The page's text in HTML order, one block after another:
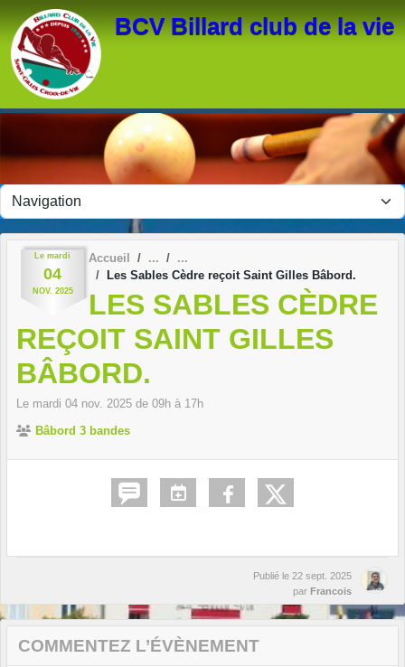
BCV Billard club de la vie
Le mardi
04
NOV. 2025
Accueil
Les Sables Cèdre reçoit Saint Gilles Bâbord.
LES SABLES CÈDRE
REÇOIT SAINT GILLES
BÂBORD.
Le mardi 04 nov. 2025 de 09h à 17h
Bâbord 3 bandes
Publié le 22 sept. 2025
par Francois
COMMENTEZ L’ÉVÈNEMENT
Panneau de gestion des cookies